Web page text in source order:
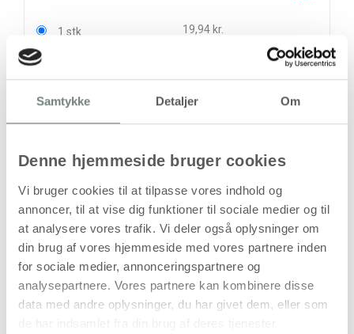
Samtykke Detaljer Om
Denne hjemmeside bruger cookies
Vi bruger cookies til at tilpasse vores indhold og
annoncer, til at vise dig funktioner til sociale medier og til
at analysere vores trafik. Vi deler også oplysninger om
din brug af vores hjemmeside med vores partnere inden
for sociale medier, annonceringspartnere og
analysepartnere. Vores partnere kan kombinere disse
data med andre oplysninger, du har givet dem, eller som
1 stk 19,94 kr.
27,50 kr.
(15,95kr.ekskl. moms)
Leveringsomkostninger
Læg i kurven
Din bestilling er først bindende,
når vi har bekræftet din ordre.